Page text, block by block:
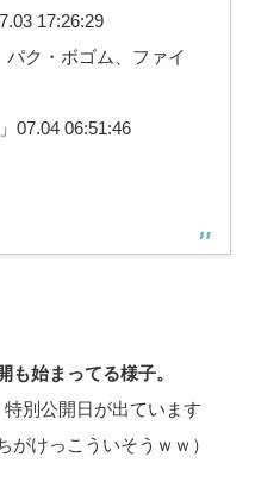
17:26:29
パク・ボゴム、ファイ
07.04 06:51:46
始まってる様子。
特別公開日が出ています
がけっこういそうｗｗ）